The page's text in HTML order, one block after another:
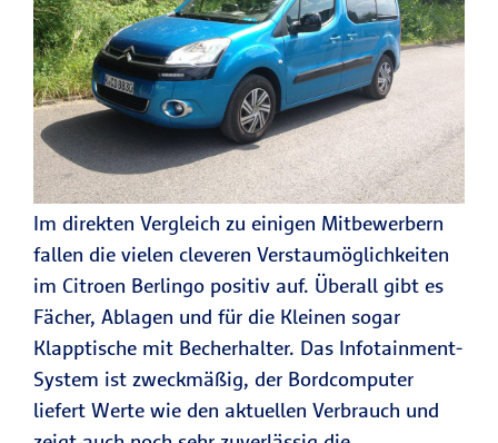
Im direkten Vergleich zu einigen Mitbewerbern
fallen die vielen cleveren Verstaumöglichkeiten
im Citroen Berlingo positiv auf. Überall gibt es
Fächer, Ablagen und für die Kleinen sogar
Klapptische mit Becherhalter. Das Infotainment-
System ist zweckmäßig, der Bordcomputer
liefert Werte wie den aktuellen Verbrauch und